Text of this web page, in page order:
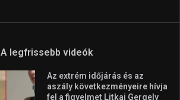
A legfrissebb videók
Az extrém időjárás és az
aszály következményeire hívja
fel a figyelmet Litkai Gergely